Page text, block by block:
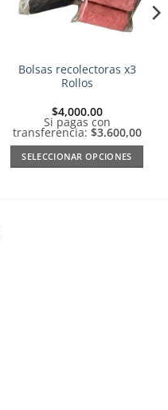
Bolsas recolectoras x3
Rollos
$4,000.00
Si pagas con
transferencia: $3.600,00
SELECCIONAR OPCIONES